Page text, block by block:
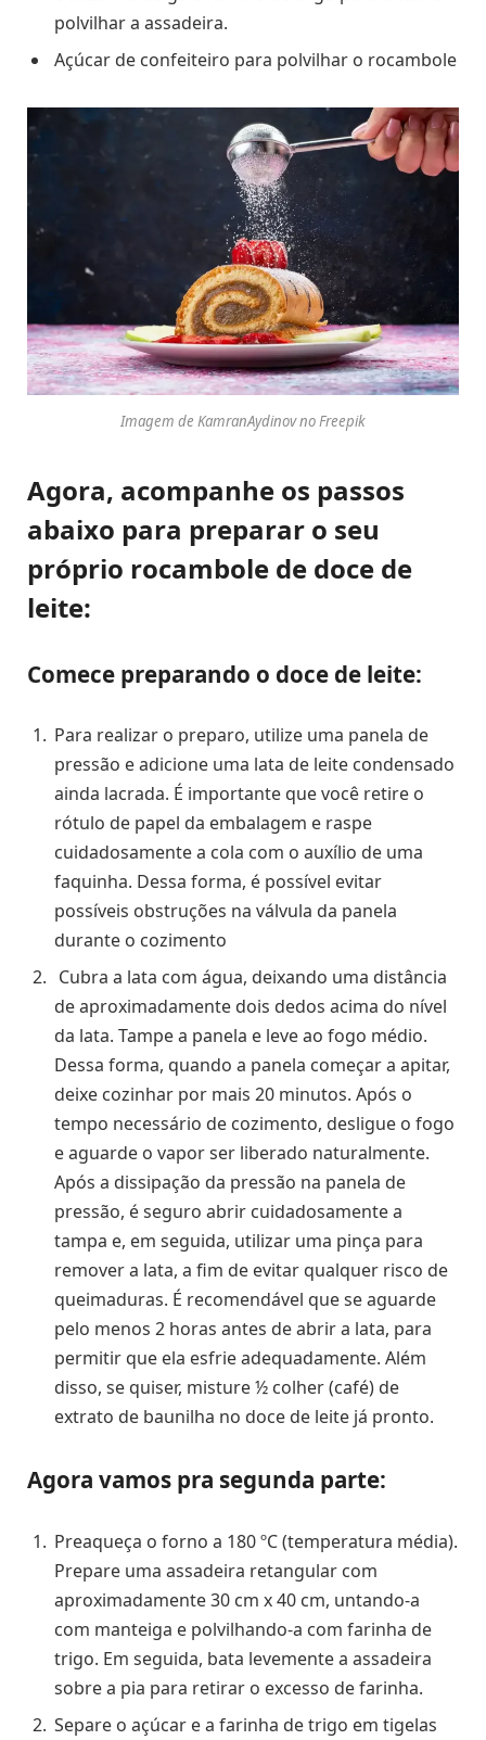
polvilhar a assadeira.
Açúcar de confeiteiro para polvilhar o rocambole
Imagem de KamranAydinov no Freepik
Agora, acompanhe os passos
abaixo para preparar o seu
próprio rocambole de doce de
leite:
Comece preparando o doce de leite:
Para realizar o preparo, utilize uma panela de
pressão e adicione uma lata de leite condensado
ainda lacrada. É importante que você retire o
rótulo de papel da embalagem e raspe
cuidadosamente a cola com o auxílio de uma
faquinha. Dessa forma, é possível evitar
possíveis obstruções na válvula da panela
durante o cozimento
Cubra a lata com água, deixando uma distância
de aproximadamente dois dedos acima do nível
da lata. Tampe a panela e leve ao fogo médio.
Dessa forma, quando a panela começar a apitar,
deixe cozinhar por mais 20 minutos. Após o
tempo necessário de cozimento, desligue o fogo
e aguarde o vapor ser liberado naturalmente.
Após a dissipação da pressão na panela de
pressão, é seguro abrir cuidadosamente a
tampa e, em seguida, utilizar uma pinça para
remover a lata, a fim de evitar qualquer risco de
queimaduras. É recomendável que se aguarde
pelo menos 2 horas antes de abrir a lata, para
permitir que ela esfrie adequadamente. Além
disso, se quiser, misture ½ colher (café) de
extrato de baunilha no doce de leite já pronto.
Agora vamos pra segunda parte:
Preaqueça o forno a 180 ºC (temperatura média).
Prepare uma assadeira retangular com
aproximadamente 30 cm x 40 cm, untando-a
com manteiga e polvilhando-a com farinha de
trigo. Em seguida, bata levemente a assadeira
sobre a pia para retirar o excesso de farinha.
Separe o açúcar e a farinha de trigo em tigelas